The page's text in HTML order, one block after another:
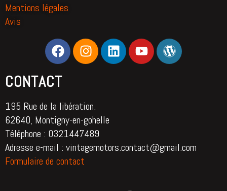
Mentions légales
Avis
CONTACT
195 Rue de la libération.
62640, Montigny-en-gohelle
Téléphone : 0321447489
Adresse e-mail : vintagemotors.contact@gmail.com
Formulaire de contact